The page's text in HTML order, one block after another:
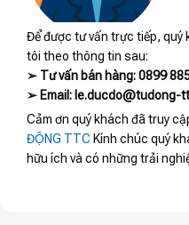
Để được tư vấn trực tiếp, quý
tôi theo thông tin sau:
➢ Tư vấn bán hàng: 0899
➢ Email: le.ducdo@tudong-
Cảm ơn quý khách đã truy
ĐỘNG TTC Kính chúc quý
hữu ích và có những trải